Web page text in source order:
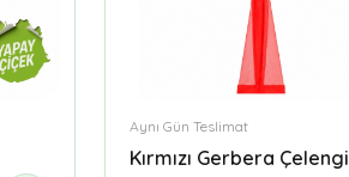
Aynı Gün Teslimat
Kırmızı Gerbera Çelengi